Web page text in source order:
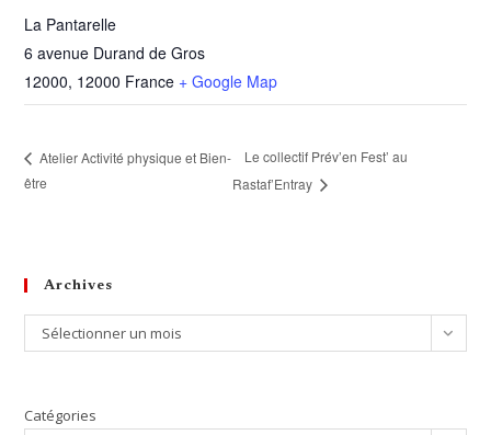
La Pantarelle
6 avenue Durand de Gros
12000, 12000 France + Google Map
Atelier Activité physique et Bien-
être
Le collectif Prév’en Fest’ au
Rastaf’Entray
Archives
Archives
Sélectionner un mois
Catégories